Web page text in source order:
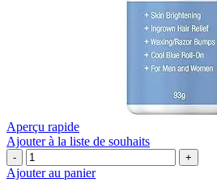
Aperçu rapide
Ajouter à la liste de souhaits
quantité
de
Ajouter au panier